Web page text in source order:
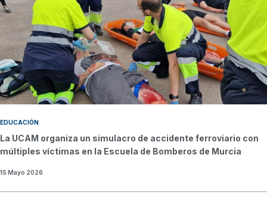
EDUCACIÓN
La UCAM organiza un simulacro de accidente ferroviario con
múltiples víctimas en la Escuela de Bomberos de Murcia
15 Mayo 2026